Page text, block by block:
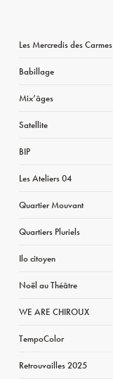
Les Mercredis des Carmes
Babillage
Mix’âges
Satellite
BIP
Les Ateliers 04
Quartier Mouvant
Quartiers Pluriels
Ilo citoyen
Noël au Théâtre
WE ARE CHIROUX
TempoColor
Retrouvailles 2025